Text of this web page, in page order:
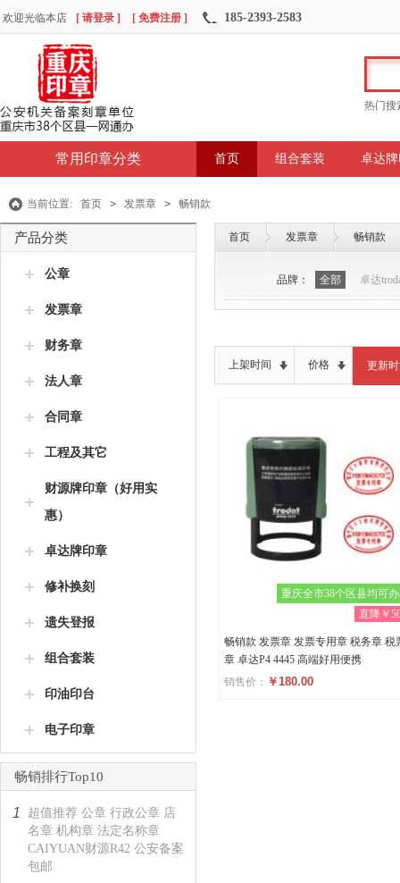
欢迎光临本店 [ 请登录 ] [ 免费注册 ] 185-2393-2583
热门搜
常用印章分类 首页 组合套装 卓达
当前位置: 首页 > 发票章 > 畅销款
产品分类
公章
发票章
财务章
法人章
合同章
工程及其它
财源牌印章（好用实
惠）
卓达牌印章
修补换刻
遗失登报
组合套装
印油印台
电子印章
畅销排行Top10
1
超值推荐 公章 行政公章 店
名章 机构章 法定名称章
CAIYUAN财源R42 公安备案
包邮
首页 发票章 畅销款
品牌： 全部 卓达
上架时间 价格 更新
重庆全市38个区县均可
直降￥
畅销款 发票章 发票专用章 税务章 税
章 卓达P4 4445 高端好用便携
销售价： ￥180.00